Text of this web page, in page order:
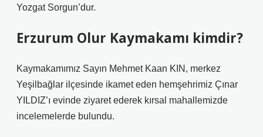
Yozgat Sorgun’dur.
Erzurum Olur Kaymakamı kimdir?
Kaymakamımız Sayın Mehmet Kaan KIN, merkez
Yeşilbağlar ilçesinde ikamet eden hemşehrimiz Çınar
YILDIZ’ı evinde ziyaret ederek kırsal mahallemizde
incelemelerde bulundu.